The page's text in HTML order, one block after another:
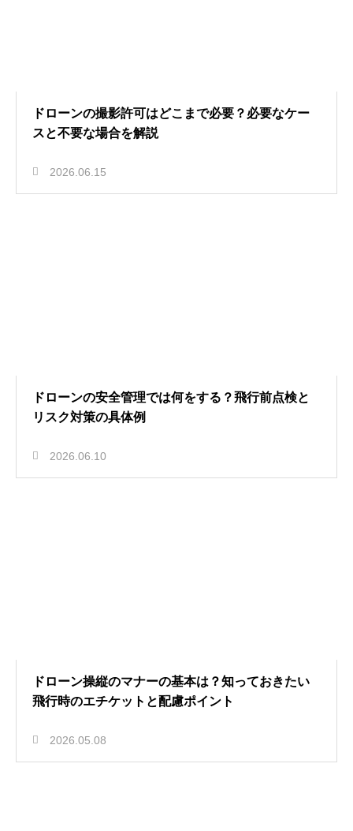
ドローンの撮影許可はどこまで必要？必要なケー
スと不要な場合を解説
2026.06.15
ドローンの安全管理では何をする？飛行前点検と
リスク対策の具体例
2026.06.10
ドローン操縦のマナーの基本は？知っておきたい
飛行時のエチケットと配慮ポイント
2026.05.08